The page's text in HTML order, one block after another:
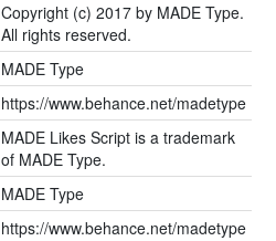
Copyright (c) 2017 by MADE Type.
All rights reserved.
MADE Type
https://www.behance.net/madetype
MADE Likes Script is a trademark
of MADE Type.
MADE Type
https://www.behance.net/madetype